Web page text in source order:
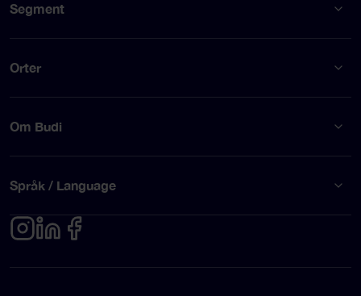
Segment
Orter
Om Budi
Språk / Language